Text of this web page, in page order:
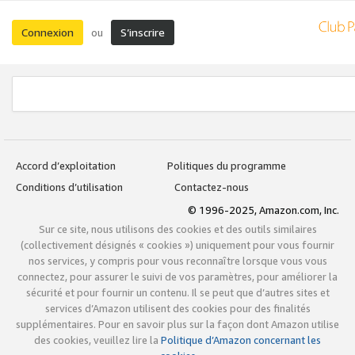
Connexion ou S’inscrire
Accord d’exploitation
Politiques du programme
Conditions d’utilisation
Contactez-nous
© 1996-2025, Amazon.com, Inc.
Sur ce site, nous utilisons des cookies et des outils similaires
(collectivement désignés « cookies ») uniquement pour vous fournir
nos services, y compris pour vous reconnaître lorsque vous vous
connectez, pour assurer le suivi de vos paramètres, pour améliorer la
sécurité et pour fournir un contenu. Il se peut que d’autres sites et
services d’Amazon utilisent des cookies pour des finalités
supplémentaires. Pour en savoir plus sur la façon dont Amazon utilise
des cookies, veuillez lire la Politique d’Amazon concernant les